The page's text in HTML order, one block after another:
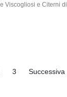
Viscogliosi e Citerni di
3 Successiva